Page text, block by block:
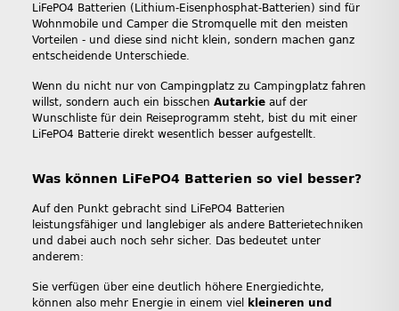
LiFePO4 Batterien (Lithium-Eisenphosphat-Batterien) sind für
Wohnmobile und Camper die Stromquelle mit den meisten
Vorteilen - und diese sind nicht klein, sondern machen ganz
entscheidende Unterschiede.
Wenn du nicht nur von Campingplatz zu Campingplatz fahren
willst, sondern auch ein bisschen Autarkie auf der
Wunschliste für dein Reiseprogramm steht, bist du mit einer
LiFePO4 Batterie direkt wesentlich besser aufgestellt.
Was können LiFePO4 Batterien so viel besser?
Auf den Punkt gebracht sind LiFePO4 Batterien
leistungsfähiger und langlebiger als andere Batterietechniken
und dabei auch noch sehr sicher. Das bedeutet unter
anderem:
Sie verfügen über eine deutlich höhere Energiedichte,
können also mehr Energie in einem viel
kleineren und